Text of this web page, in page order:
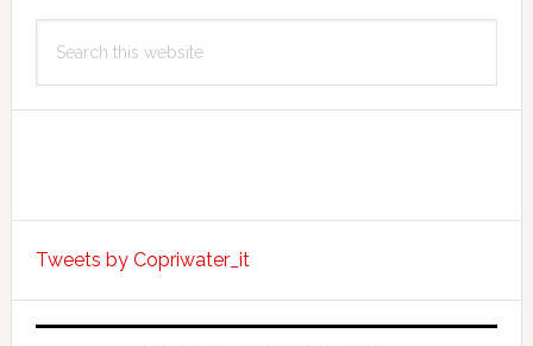
‘80.
Copriwater
particolari
per
this
Tweets by Copriwater_it